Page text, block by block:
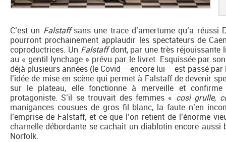
C’est un Falstaffsans une trace d’amertume qu’a réussi
pourront prochainement applaudir les spectateurs de
coproductrices. Un Falstaffdont, par une très réjouissante
au « gentil lynchage » prévu par le livret. Esquissée par
déjà plusieurs années (le Covid – encore lui – est passé
l’idée de mise en scène qui permet à Falstaff de devenir
sur le plateau, elle fonctionne à merveille et
protagoniste. S’il se trouvait des femmes « così grulle,
manigances cousues de gros fil blanc, la faute n’en
l’emprise de Falstaff, et ce que l’on retient de l’énorme
charnelle débordante se cachait un diablotin encore
Norfolk.